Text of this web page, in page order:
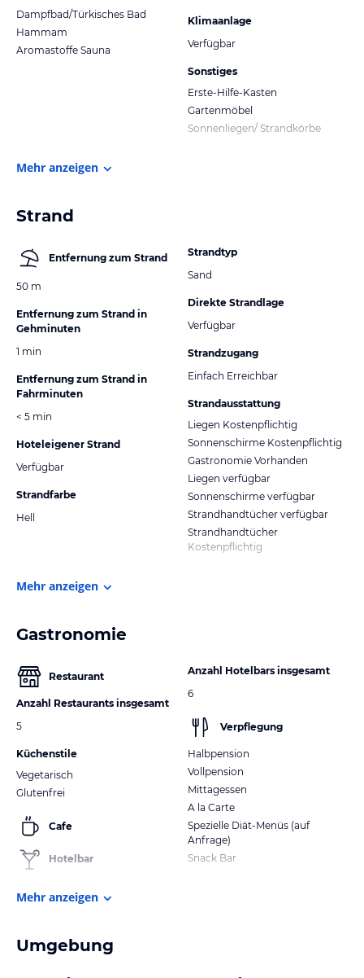
Dampfbad/Türkisches Bad
Hammam
Aromastoffe Sauna
Klimaanlage
Verfügbar
Sonstiges
Erste-Hilfe-Kasten
Gartenmöbel
Sonnenliegen/ Strandkörbe
Mehr anzeigen
Strand
Entfernung zum Strand
50 m
Entfernung zum Strand in
Gehminuten
1 min
Entfernung zum Strand in
Fahrminuten
< 5 min
Hoteleigener Strand
Verfügbar
Strandfarbe
Hell
Strandtyp
Sand
Direkte Strandlage
Verfügbar
Strandzugang
Einfach Erreichbar
Strandausstattung
Liegen Kostenpflichtig
Sonnenschirme Kostenpflichtig
Gastronomie Vorhanden
Liegen verfügbar
Sonnenschirme verfügbar
Strandhandtücher verfügbar
Strandhandtücher
Kostenpflichtig
Mehr anzeigen
Gastronomie
Restaurant
Anzahl Restaurants insgesamt
5
Küchenstile
Vegetarisch
Glutenfrei
Cafe
Hotelbar
Anzahl Hotelbars insgesamt
6
Verpflegung
Halbpension
Vollpension
Mittagessen
A la Carte
Spezielle Diät-Menüs (auf
Anfrage)
Snack Bar
Mehr anzeigen
Umgebung